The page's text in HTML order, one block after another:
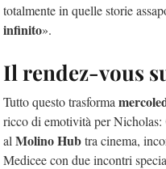
totalmente in quelle storie
infinito».
Il rendez-vous
Tutto questo trasforma
ricco di emotività per Nicholas:
al Molino Hubtra cinema,
Medicee con due incontri